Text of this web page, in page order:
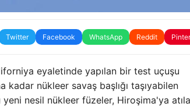
Twitter Facebook WhatsApp Reddit
eyaletinde yapılan bir test uçuşu
nükleer savaş başlığı taşıyabilen
yeni nesil nükleer füzeler, Hiroşima'ya